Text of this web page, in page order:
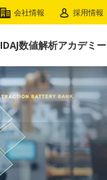
会社情報 採用情報
IDAJ数値解析アカデミー